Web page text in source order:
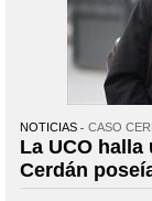
NOTICIAS CASO
La UCO
Cerdán